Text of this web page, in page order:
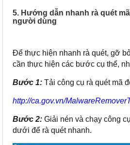
5. Hướng dẫn nhanh rà quét
người dùng
Để thực hiện nhanh rà quét, gỡ
cần thực hiện các bước cụ thể,
Bước 1: Tải công cụ rà quét mã
http://ca.gov.vn/
Bước 2: Giải nén và chạy công
dưới để rà quét nhanh.